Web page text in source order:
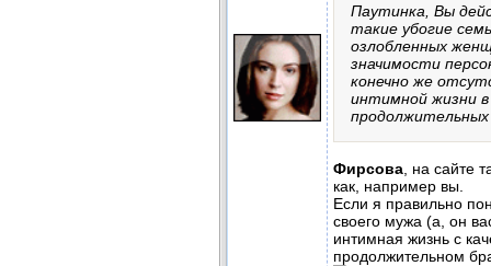
Паутинка, Вы
такие убогие
озлобленных
значимости
конечно же
интимной жизни в
продолжительных
Фирсова , на сайте
как, например вы.
Если я правильно
своего мужа (а, он
интимная жизнь с
продолжительном